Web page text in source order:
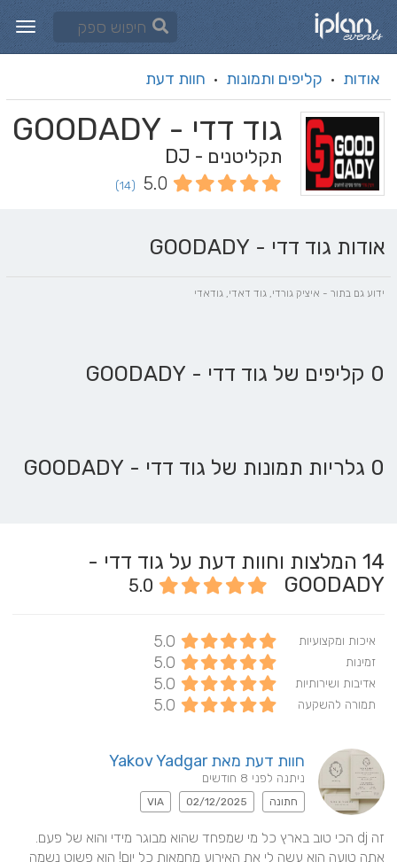
אודות · קליפים ותמונות · חוות דעת
גוד דדי - GOODADY
תקליטנים - DJ
5.0
(14)
אודות גוד דדי - GOODADY
ידוע גם בתור - איציק גורדי, גוד דאדי, גודאדי
0 קליפים של גוד דדי - GOODADY
0 גלריות תמונות של גוד דדי - GOODADY
14 המלצות וחוות דעת על גוד דדי -
GOODADY
5.0
איכות ומקצועיות 5.0
זמינות 5.0
אדיבות ושירותיות 5.0
תמורה להשקעה 5.0
חוות דעת מאת Yakov Yadgar
ניתנה לפני 8 חודשים
חתונה 02/12/2025
VIA